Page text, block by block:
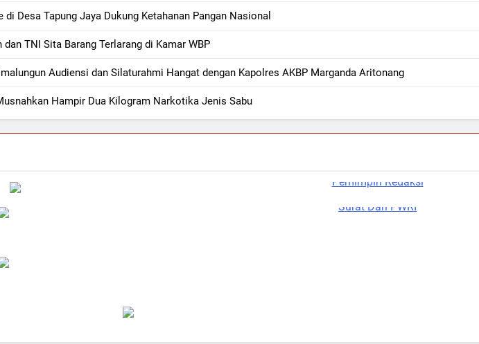
Desa Tapung Jaya Dukung Ketahanan Pangan Nasional
TNI Sita Barang Terlarang di Kamar WBP
Audiensi dan Silaturahmi Hangat dengan Kapolres AKBP Marganda Aritonang
Hampir Dua Kilogram Narkotika Jenis Sabu